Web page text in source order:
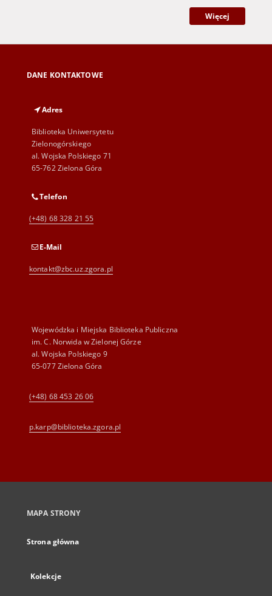
Więcej
DANE KONTAKTOWE
Adres
Biblioteka Uniwersytetu
Zielonogórskiego
al. Wojska Polskiego 71
65-762 Zielona Góra
Telefon
(+48) 68 328 21 55
E-Mail
kontakt@zbc.uz.zgora.pl
Wojewódzka i Miejska Biblioteka Publiczna
im. C. Norwida w Zielonej Górze
al. Wojska Polskiego 9
65-077 Zielona Góra
(+48) 68 453 26 06
p.karp@biblioteka.zgora.pl
MAPA STRONY
Strona główna
Kolekcje